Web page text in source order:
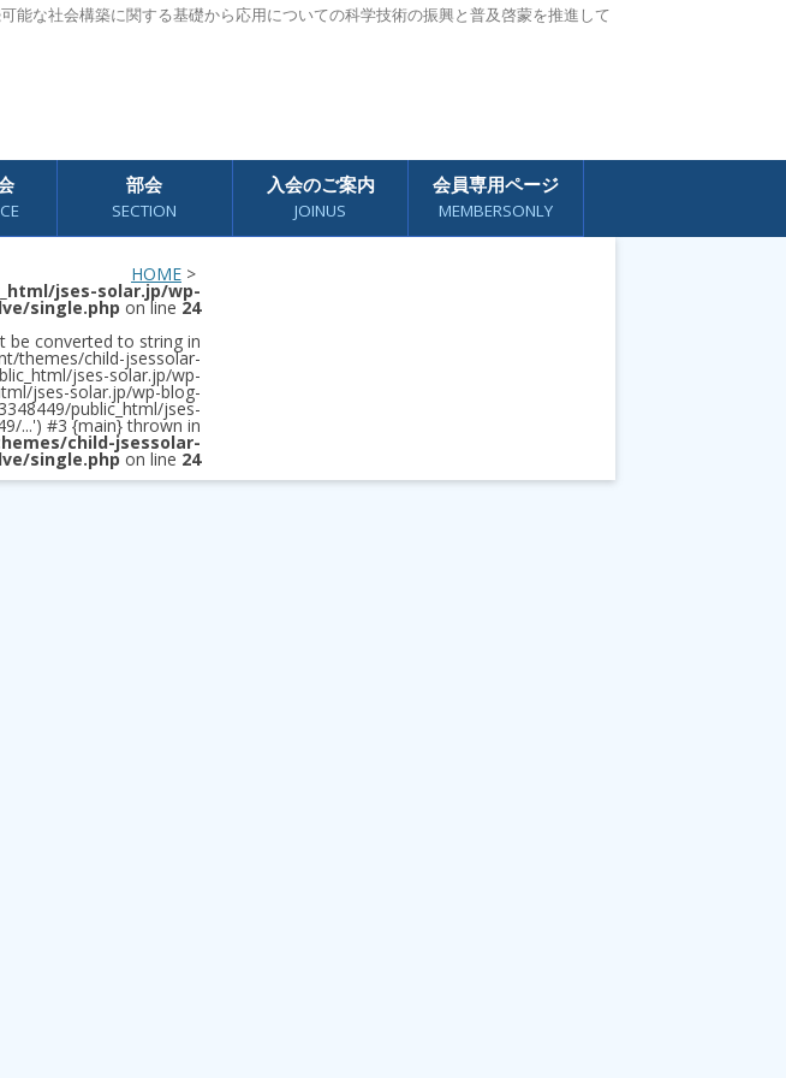
な社会構築に関する基礎から応用についての科学技術の振興と普及啓蒙を推進して
部会
SECTION
入会のご案内
JOINUS
会員専用ページ
MEMBERSONLY
HOME >
jses-solar.jp/wp-
single.php on line 24
be converted to string in
themes/child-jsessolar-
jses-solar.jp/wp-
jses-solar.jp/wp-blog-
public_html/jses-
...') #3 {main} thrown in
child-jsessolar-
single.php on line 24